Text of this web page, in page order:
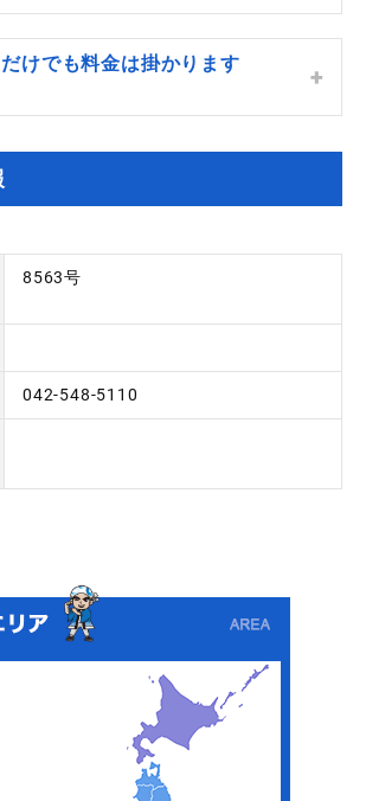
けでも料金は掛かります
8563号
042-548-5110